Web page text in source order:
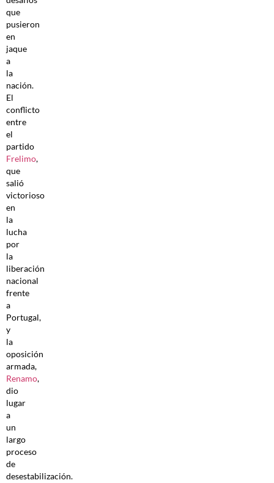
que
pusieron
en
jaque
a
la
nación.
El
conflicto
entre
el
partido
Frelimo,
que
salió
victorioso
en
la
lucha
por
la
liberación
nacional
frente
a
Portugal,
y
la
oposición
armada,
Renamo,
dio
lugar
a
un
largo
proceso
de
desestabilización.